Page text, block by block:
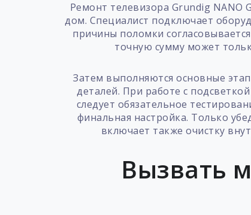
Ремонт телевизора Grundig NANO
дом. Специалист подключает
причины поломки
точную сумму может
Затем выполняются основные
деталей. При работе с
следует обязательное
финальная настройка. Только
включает также очистку
Вызвать